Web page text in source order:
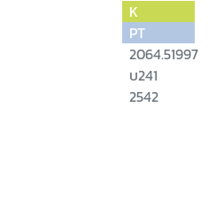
K
PT
2064.51997
บ241
2542